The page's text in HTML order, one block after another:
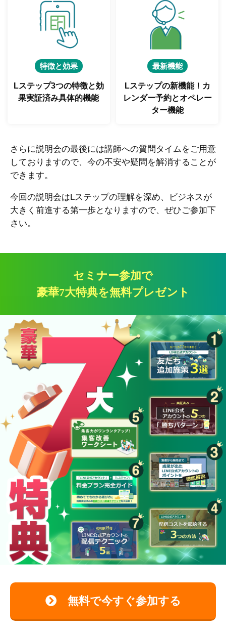
特徴と効果
Lステップ3つの特徴と効
果実証済み具体的機能
最新機能
Lステップの新機能！ カ
レンダー予約とオペレー
ター機能
さらに説明会の最後には講師への質問タイムをご用意
しておりますので、今の不安や疑問を解消することが
できます。
今回の説明会はLステップの理解を深め、ビジネスが
大きく前進する第一歩となりますので、ぜひご参加下
さい。
セミナー参加で
豪華7大特典を無料プレゼント
無料で今すぐ参加する